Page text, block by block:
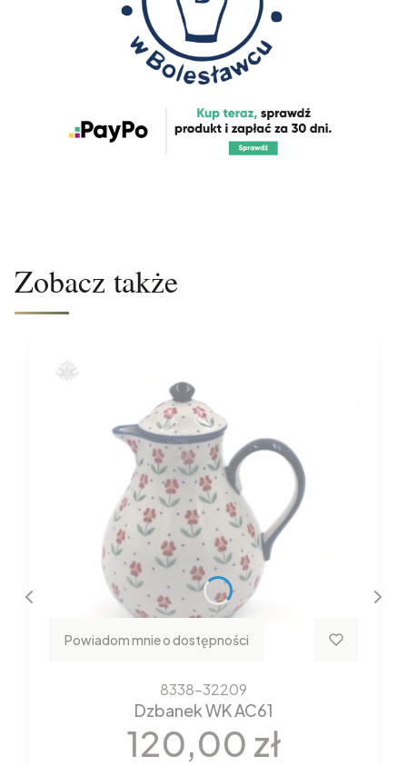
Zobacz także
Powiadom mnie o dostępności
8338-32209
Dzbanek WK AC61
Cena
120,00 zł